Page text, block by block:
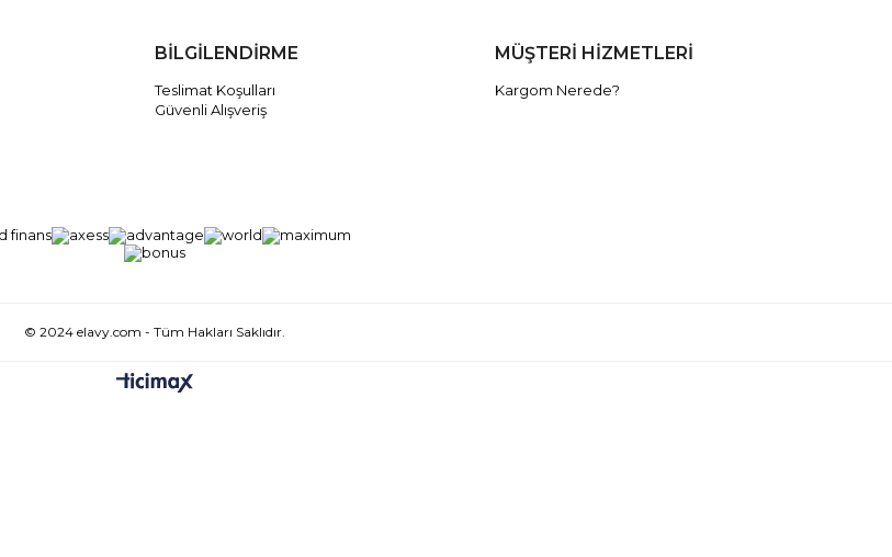
BİLGİLENDİRME
Teslimat Koşulları
Güvenli Alışveriş
MÜŞTERİ HİZMETLERİ
Kargom Nerede?
© 2024 elavy.com - Tüm Hakları Saklıdır.